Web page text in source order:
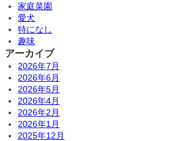
家庭菜園
愛犬
特になし
趣味
アーカイブ
2026年7月
2026年6月
2026年5月
2026年4月
2026年2月
2026年1月
2025年12月